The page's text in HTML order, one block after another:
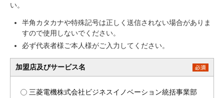
い。
半角カタカナや特殊記号は正しく送信されない場合がありま
すので使用しないでください。
必ず代表者様ご本人様がご入力してください。
加盟店及びサービス名
三菱電機株式会社ビジネスイノベーション統括事業部